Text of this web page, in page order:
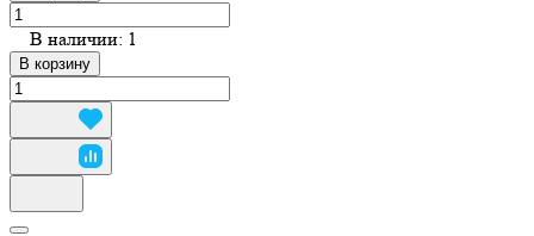
В наличии: 1
В корзину